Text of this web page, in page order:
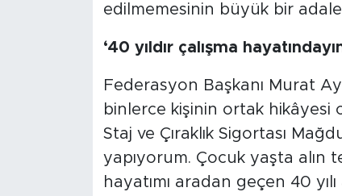
edilmemesinin büyük bir
‘40 yıldır çalışma
Federasyon Başkanı Murat
binlerce kişinin ortak hikâyesi
Staj ve Çıraklık Sigortası
yapıyorum. Çocuk yaşta alın
hayatımı aradan geçen 40